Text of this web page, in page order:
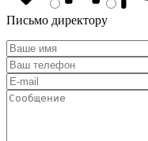
Письмо директору